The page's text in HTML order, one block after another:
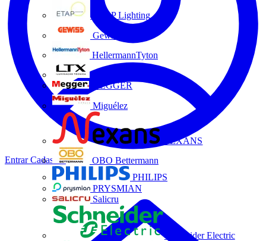
ETAP Lighting
Gewiss
HellermannTyton
MEGGER
Miguélez
NEXANS
OBO Bettermann
PHILIPS
PRYSMIAN
Salicru
Schneider Electric
EntrarCadastrar